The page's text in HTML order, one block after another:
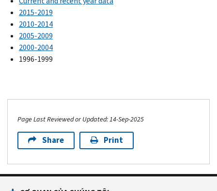
2015-2019
2010-2014
2005-2009
2000-2004
1996-1999
Page Last Reviewed or Updated: 14-Sep-2025
Share Print